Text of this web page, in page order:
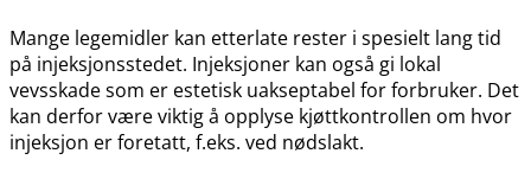
Mange legemidler kan etterlate rester i spesielt lang tid
på injeksjonsstedet. Injeksjoner kan også gi lokal
vevsskade som er estetisk uakseptabel for forbruker. Det
kan derfor være viktig å opplyse kjøttkontrollen om hvor
injeksjon er foretatt, f.eks. ved nødslakt.